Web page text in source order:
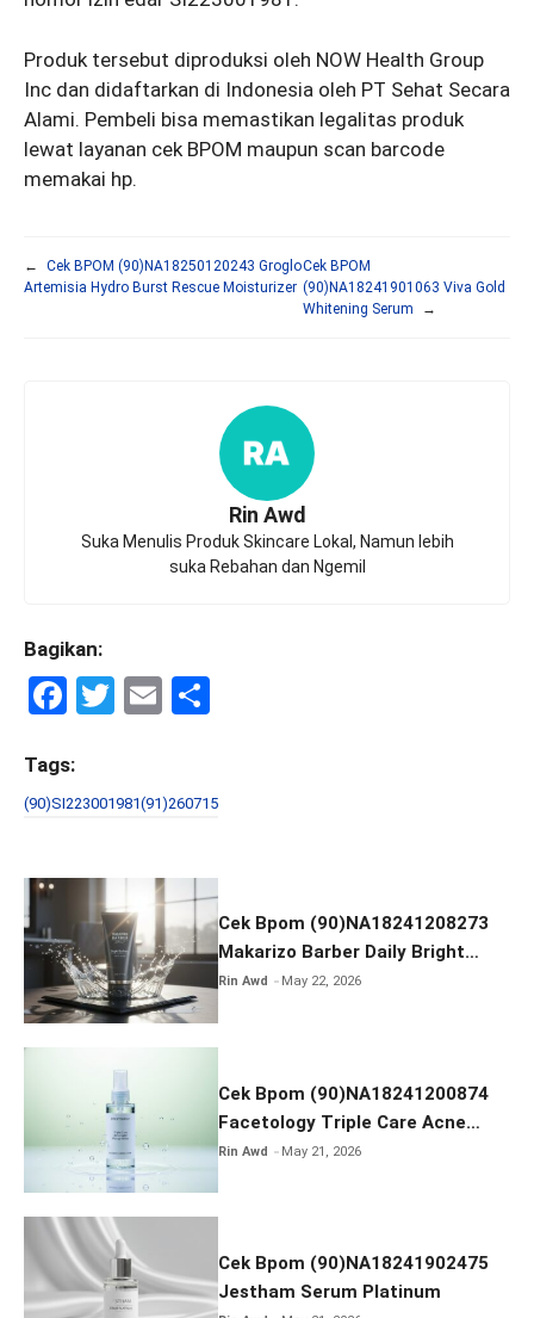
Produk tersebut diproduksi oleh NOW Health Group
Inc dan didaftarkan di Indonesia oleh PT Sehat Secara
Alami. Pembeli bisa memastikan legalitas produk
lewat layanan cek BPOM maupun scan barcode
memakai hp.
←
Cek BPOM (90)NA18250120243 Groglo
Artemisia Hydro Burst Rescue Moisturizer
Cek BPOM
(90)NA18241901063 Viva Gold
Whitening Serum
→
Rin Awd
Suka Menulis Produk Skincare Lokal, Namun lebih
suka Rebahan dan Ngemil
Bagikan:
F
ce
b
o
k
T
er
E
e
Tags:
(90)SI223001981(91)260715
Cek Bpom (90)NA18241208273
Makarizo Barber Daily Bright
Radiance Face Wash
Rin Awd May 22, 2026
Cek Bpom (90)NA18241200874
Facetology Triple Care Acne
Calm Micellar Water
Rin Awd May 21, 2026
Cek Bpom (90)NA18241902475
Jestham Serum Platinum